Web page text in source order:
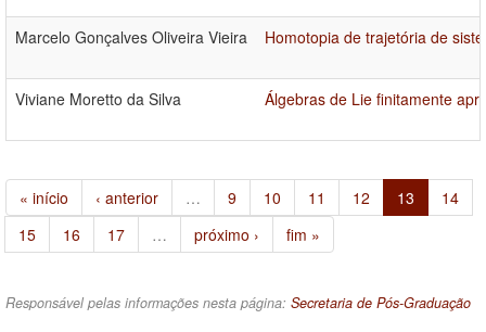
Marcelo Gonçalves Oliveira Vieira Homotopia de trajetória de
Viviane Moretto da Silva Álgebras de Lie finitamente
« início ‹ anterior … 9 10 11 12 13
14
15
16 17 … próximo › fim »
Responsável pelas informações nesta página: Secretaria de Pós-Graduação